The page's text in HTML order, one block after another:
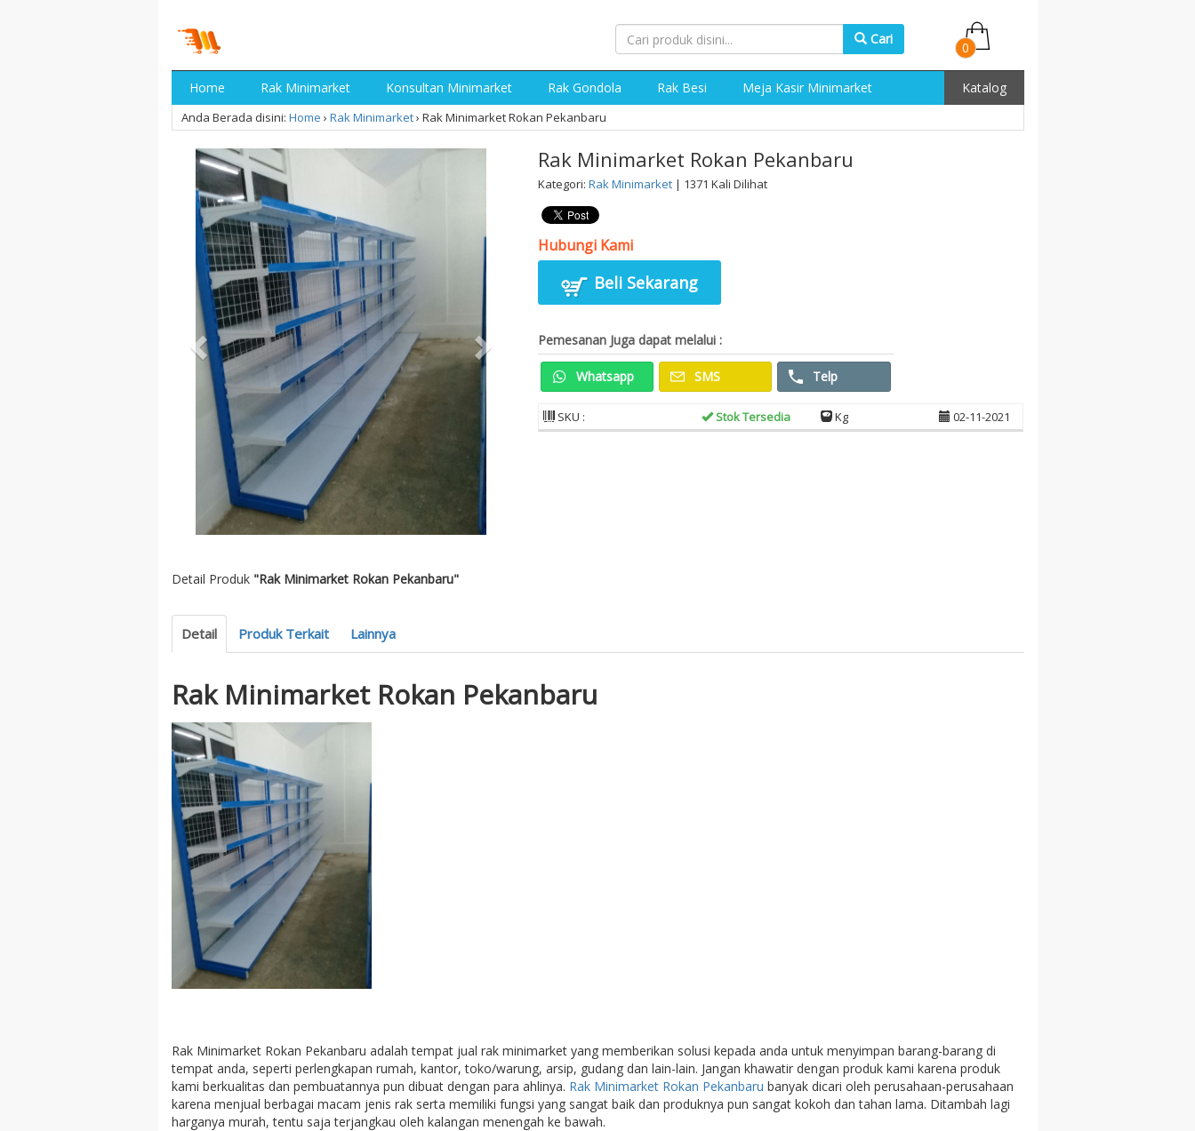
Cari
0
Home Rak Minimarket Konsultan Minimarket Rak Gondola Rak Besi Meja Kasir Minimarket Katalog
Anda Berada disini: Home › Rak Minimarket› Rak Minimarket Rokan Pekanbaru
Rak Minimarket Rokan Pekanbaru
Kategori: Rak Minimarket| 1371 Kali Dilihat
Hubungi Kami
Beli Sekarang
Pemesanan Juga dapat melalui :
Whatsapp SMS Telp
SKU : Stok Tersedia Kg 02-11-2021
Detail Produk "Rak Minimarket Rokan Pekanbaru"
Detail Produk Terkait Lainnya
Rak Minimarket Rokan Pekanbaru
Rak Minimarket Rokan Pekanbaru adalah tempat jual rak minimarket yang memberikan solusi kepada anda untuk menyimpan barang-barang di
tempat anda, seperti perlengkapan rumah, kantor, toko/warung, arsip, gudang dan lain-lain. Jangan khawatir dengan produk kami karena produk
kami berkualitas dan pembuatannya pun dibuat dengan para ahlinya. Rak Minimarket Rokan Pekanbaru banyak dicari oleh perusahaan-perusahaan
karena menjual berbagai macam jenis rak serta memiliki fungsi yang sangat baik dan produknya pun sangat kokoh dan tahan lama. Ditambah lagi
harganya murah, tentu saja terjangkau oleh kalangan menengah ke bawah.